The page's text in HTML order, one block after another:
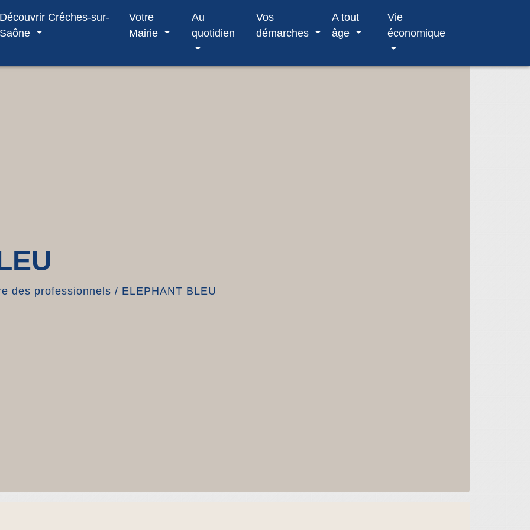
Découvrir Crêches-sur-
Saône
Votre
Mairie
Au
quotidien
Vos
démarches
A tout
âge
Vie
économique
des professionnels / ELEPHANT BLEU